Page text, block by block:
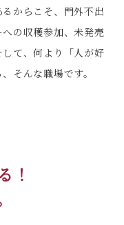
からこそ、門外不出
の収穫参加、未発売
て、何より「人が好
そんな職場です。
！